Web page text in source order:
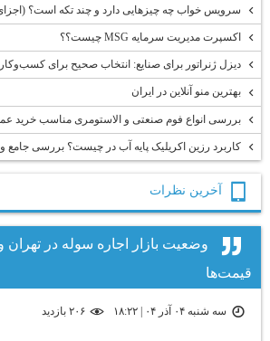
سرویس خواب چه چیزهایی دارد و چند تکه است؟
اکسپرت مدیریت سرمایه MSG چیست؟؟
دیزل ژنراتور برای صنایع: انتخاب صحیح برای کسب‌وکار
بهترین منو آنلاین در ایران
بررسی انواع فوم صنعتی و الاستومری مناسب خرید عمده
کاربرد رزین اکریلیک پایه آب در چیست؟ بررسی جامع
آخرين نظرات
وضعیت بازار اجاره سوله در تهران
قیمت‌ها
سه شنبه ۰۴ آذر ۰۴ | ۱۸:۲۲ ۲۰۶ بازديد